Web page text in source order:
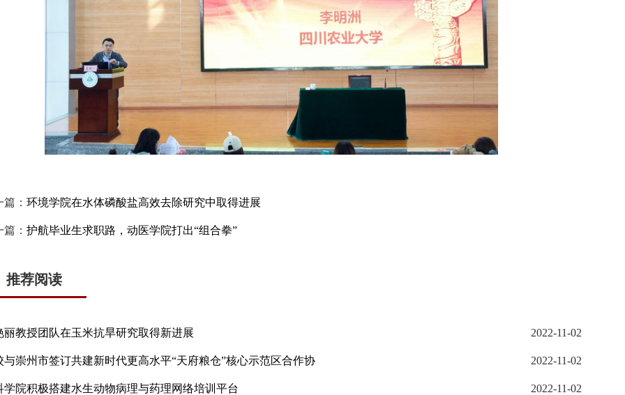
： 环境学院在水体磷酸盐高效去除研究中取得进展
： 护航毕业生求职路，动医学院打出“组合拳”
推荐阅读
丽教授团队在玉米抗旱研究取得新进展 2022-11-02
与崇州市签订共建新时代更高水平“天府粮仓”核心示范区合作协 2022-11-02
学院积极搭建水生动物病理与药理网络培训平台 2022-11-02